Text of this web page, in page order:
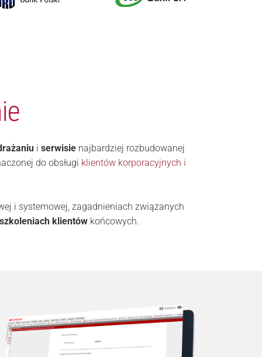
i serwisie najbardziej rozbudowanej
do obsługi klientów korporacyjnych i
i systemowej, zagadnieniach związanych
szkoleniach klientów końcowych.